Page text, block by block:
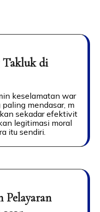
Takluk di
keselamatan war
mendasar, m
sekadar efektivit
legitimasi moral
itu sendiri.
Pelayaran